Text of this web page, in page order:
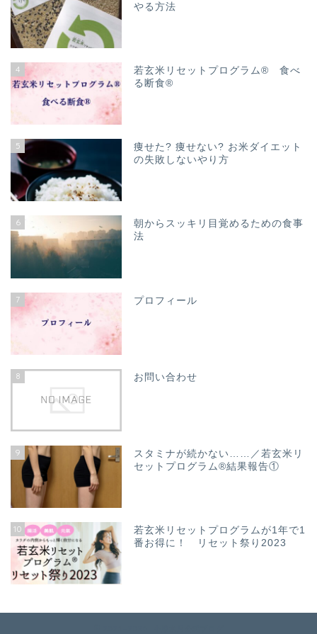
やる方法
4
若玄米リセットプログラム® 食べ
る断食®
5
痩せた? 痩せない? お米ダイエット
の失敗しないやり方
6
朝からスッキリ目覚めるための食事
法
7 プロフィール
8 お問い合わせ
9
スタミナが続かない……／若玄米リ
セットプログラム®結果報告①
10
若玄米リセットプログラムが1年で1
番お得に！ リセット祭り2023